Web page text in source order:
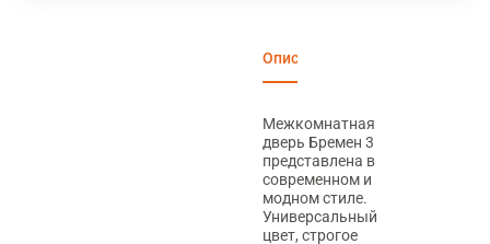
Описание
Межкомнатная
дверь Бремен 3
представлена в
современном и
модном стиле.
Универсальный
цвет, строгое